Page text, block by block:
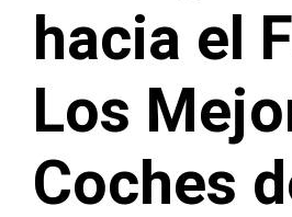
hacia el
Los
Coches